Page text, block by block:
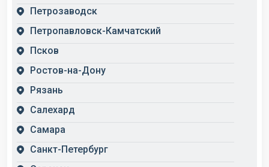
Петрозаводск
Петропавловск-Камчатский
Псков
Ростов-на-Дону
Рязань
Салехард
Самара
Санкт-Петербург